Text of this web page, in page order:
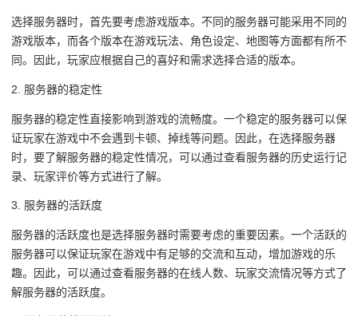
选择服务器时，首先要考虑游戏版本。不同的服务器可能采用不同的
游戏版本，而各个版本在游戏玩法、角色设定、地图等方面都有所不
同。因此，玩家应根据自己的喜好和需求选择合适的版本。
2. 服务器的稳定性
服务器的稳定性直接影响到游戏的流畅度。一个稳定的服务器可以保
证玩家在游戏中不会遇到卡顿、掉线等问题。因此，在选择服务器
时，要了解服务器的稳定性情况，可以通过查看服务器的历史运行记
录、玩家评价等方式进行了解。
3. 服务器的活跃度
服务器的活跃度也是选择服务器时需要考虑的重要因素。一个活跃的
服务器可以保证玩家在游戏中有足够的交流和互动，增加游戏的乐
趣。因此，可以通过查看服务器的在线人数、玩家交流情况等方式了
解服务器的活跃度。